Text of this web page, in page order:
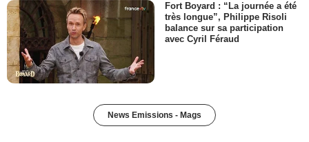
Fort Boyard : “La journée a été
très longue”, Philippe Risoli
balance sur sa participation
avec Cyril Féraud
News Emissions - Mags